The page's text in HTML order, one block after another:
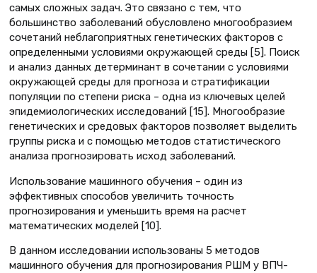
самых сложных задач. Это связано с тем, что
большинство заболеваний обусловлено многообразием
сочетаний неблагоприятных генетических факторов с
определенными условиями окружающей среды [5]. Поиск
и анализ данных детерминант в сочетании с условиями
окружающей среды для прогноза и стратификации
популяции по степени риска – одна из ключевых целей
эпидемиологических исследований [15]. Многообразие
генетических и средовых факторов позволяет выделить
группы риска и с помощью методов статистического
анализа прогнозировать исход заболеваний.
Использование машинного обучения – один из
эффективных способов увеличить точность
прогнозирования и уменьшить время на расчет
математических моделей [10].
В данном исследовании использованы 5 методов
машинного обучения для прогнозирования РШМ у ВПЧ-